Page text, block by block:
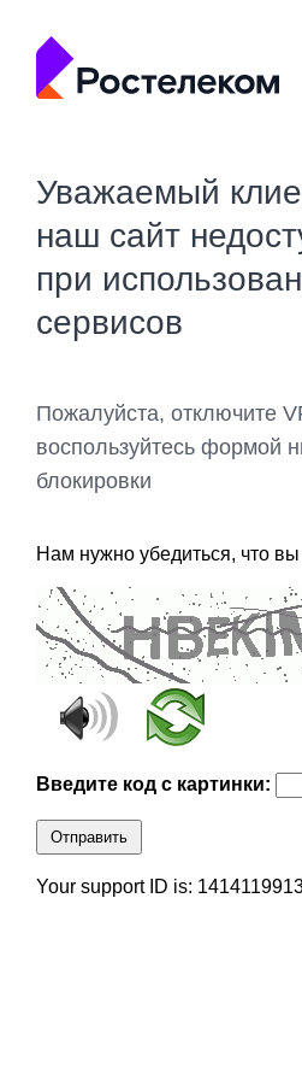
Уважаемый
наш сайт
при
сервисов
Пожалуйста, отключите
воспользуйтесь формой
блокировки
Нам нужно убедиться, что
Введите код с картинки:
Отправить
Your support ID is: